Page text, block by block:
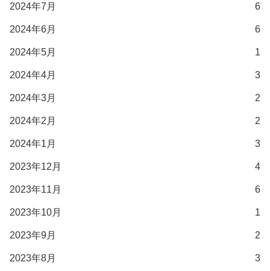
2024年7月 6
2024年6月 6
2024年5月 1
2024年4月 3
2024年3月 2
2024年2月 2
2024年1月 3
2023年12月 4
2023年11月 6
2023年10月 1
2023年9月 2
2023年8月 3